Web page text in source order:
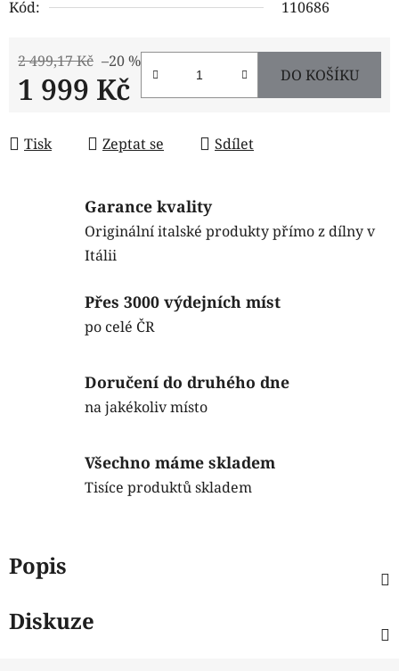
Kód:
110686
2 499,17 Kč –20 %
1 999 Kč DO KOŠÍKU
Tisk Zeptat se Sdílet
Garance kvality
Originální italské produkty přímo z dílny v
Itálii
Přes 3000 výdejních míst
po celé ČR
Doručení do druhého dne
na jakékoliv místo
Všechno máme skladem
Tisíce produktů skladem
Popis
Diskuze